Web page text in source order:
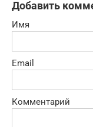
Добавить
Имя
Email
Комментарий